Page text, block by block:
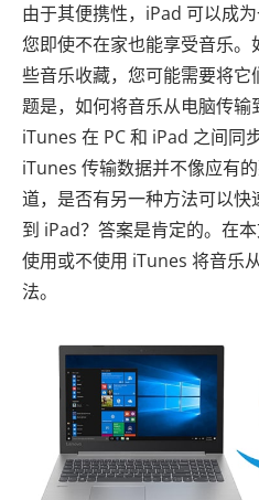
由于其便携性，iPad 可以成
您即使不在家也能享受音乐
些音乐收藏，您可能需要将
题是，如何将音乐从电脑传
iTunes 在 PC 和 iPad 之间同
iTunes 传输数据并不像应有
道，是否有另一种方法可以
到 iPad？答案是肯定的。在
使用或不使用 iTunes 将音乐
法。